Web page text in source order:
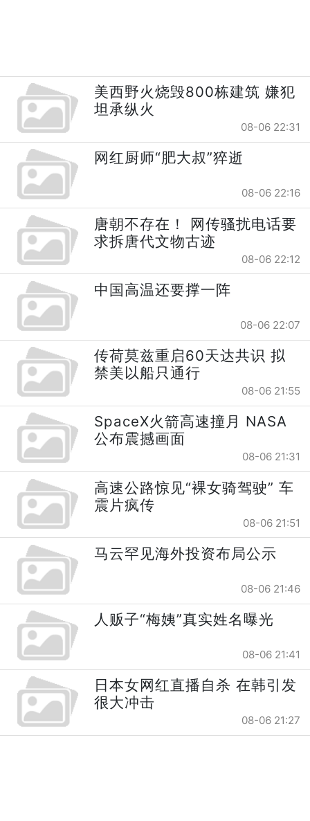
美西野火烧毁800栋建筑 嫌犯
坦承纵火
08-06 22:31
网红厨师“肥大叔”猝逝
08-06 22:16
唐朝不存在！ 网传骚扰电话要
求拆唐代文物古迹
08-06 22:12
中国高温还要撑一阵
08-06 22:07
传荷莫兹重启60天达共识 拟
禁美以船只通行
08-06 21:55
SpaceX火箭高速撞月 NASA
公布震撼画面
08-06 21:31
高速公路惊见“裸女骑驾驶” 车
震片疯传
08-06 21:51
马云罕见海外投资布局公示
08-06 21:46
人贩子“梅姨”真实姓名曝光
08-06 21:41
日本女网红直播自杀 在韩引发
很大冲击
08-06 21:27